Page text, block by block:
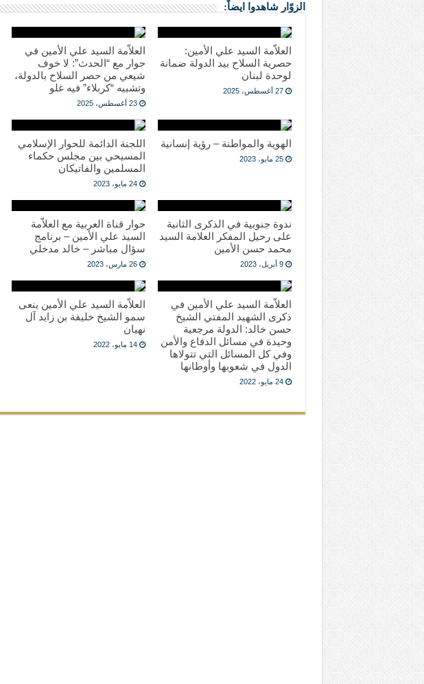
الزوّار شاهدوا ايضاً:
العلاّمة السيد علي الأمين:
حصرية السلاح بيد الدولة ضمانة
لوحدة لبنان
27 أغسطس، 2025
العلاّمة السيد علي الأمين في
حوار مع “الحدث”: لا خوف
شيعي من حصر السلاح بالدولة،
وتشبيه “كربلاء” فيه غلو
23 أغسطس، 2025
الهوية والمواطنة – رؤية إنسانية
25 مايو، 2023
اللجنة الدائمة للحوار الإسلامي
المسيحي بين مجلس حكماء
المسلمين والفاتيكان
24 مايو، 2023
ندوة جنوبية في الذكرى الثانية
على رحيل المفكر العلامة السيد
محمد حسن الأمين
9 أبريل، 2023
حوار قناة العربية مع العلاّمة
السيد علي الأمين – برنامج
سؤال مباشر – خالد مدخلي
26 مارس، 2023
العلاّمة السيد علي الأمين في
ذكرى الشهيد المفتي الشيخ
حسن خالد: الدولة مرجعية
وحيدة في مسائل الدفاع والأمن
وفي كل المسائل التي تتولاها
الدول في شعوبها وأوطانها
24 مايو، 2022
العلاّمة السيد علي الأمين ينعى
سمو الشيخ خليفة بن زايد آل
نهيان
14 مايو، 2022